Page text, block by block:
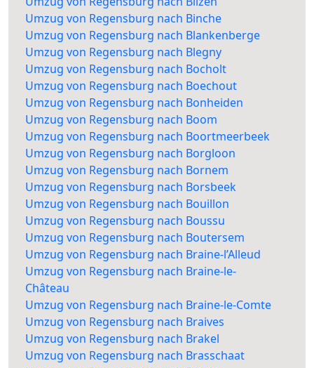
Umzug von Regensburg nach Binche
Umzug von Regensburg nach Blankenberge
Umzug von Regensburg nach Blegny
Umzug von Regensburg nach Bocholt
Umzug von Regensburg nach Boechout
Umzug von Regensburg nach Bonheiden
Umzug von Regensburg nach Boom
Umzug von Regensburg nach Boortmeerbeek
Umzug von Regensburg nach Borgloon
Umzug von Regensburg nach Bornem
Umzug von Regensburg nach Borsbeek
Umzug von Regensburg nach Bouillon
Umzug von Regensburg nach Boussu
Umzug von Regensburg nach Boutersem
Umzug von Regensburg nach Braine-l’Alleud
Umzug von Regensburg nach Braine-le-
Château
Umzug von Regensburg nach Braine-le-Comte
Umzug von Regensburg nach Braives
Umzug von Regensburg nach Brakel
Umzug von Regensburg nach Brasschaat